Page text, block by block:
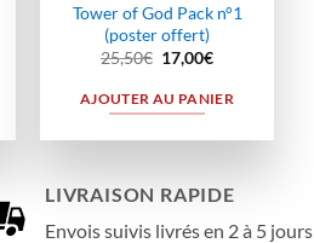
Tower of God Pack n°1
(poster offert)
25,50€ Le
prix
initial
était :
17,00€Le
actuel
est :
AJOUTER AU PANIER
LIVRAISON RAPIDE
Envois suivis livrés en 2 à 5 jours